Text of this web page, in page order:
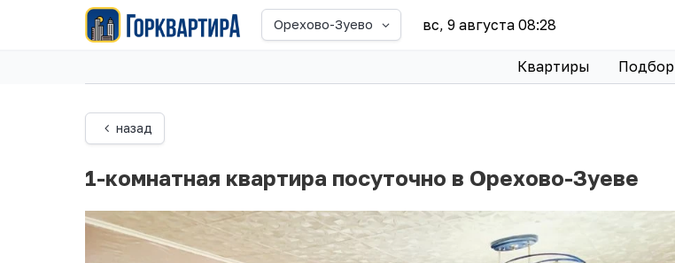
Орехово-Зуево вс, 9 августа 08:28
Квартиры Подбор
назад
1-комнатная квартира посуточно в Орехово-Зуеве